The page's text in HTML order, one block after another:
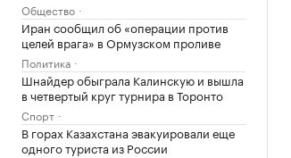
Общество
Иран сообщил об «операции против
целей врага» в Ормузском проливе
Политика
Шнайдер обыграла Калинскую и вышла
в четвертый круг турнира в Торонто
Спорт
В горах Казахстана эвакуировали еще
одного туриста из России